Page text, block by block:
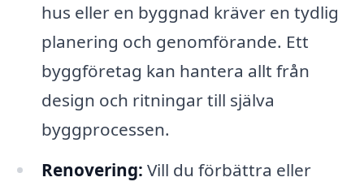
hus eller en byggnad kräver en tydlig
planering och genomförande. Ett
byggföretag kan hantera allt från
design och ritningar till själva
byggprocessen.
Renovering: Vill du förbättra eller